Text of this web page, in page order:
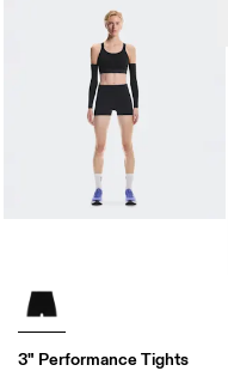
3" Performance Tights